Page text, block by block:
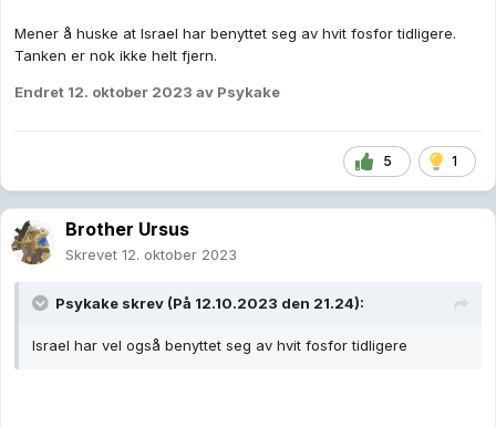
violates the international humanitarian law prohibition on
putting civilians at unnecessary risk”.
Kjøtthuene i HRW har dessverre ikke fått med seg at IDF
benytter røykbomber for å varsle om kommende
bombeangrep, som er det som vises på videoene, ikke hvit
fosfor🙄
Mener å huske at Israel har benyttet seg av hvit fosfor tidligere.
Tanken er nok ikke helt fjern.
Endret 12. oktober 2023 av Psykake
5 1
Brother Ursus
Skrevet 12. oktober 2023
Psykake skrev (På 12.10.2023 den 21.24):
Israel har vel også benyttet seg av hvit fosfor tidligere